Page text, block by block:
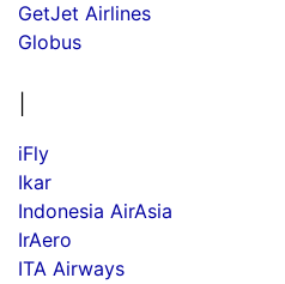
GetJet Airlines
Globus
I
iFly
Ikar
Indonesia AirAsia
IrAero
ITA Airways